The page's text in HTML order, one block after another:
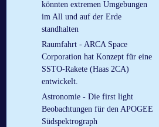
könnten extremen Umgebungen
im All und auf der Erde
standhalten
Raumfahrt - ARCA Space
Corporation hat Konzept für eine
SSTO-Rakete (Haas 2CA)
entwickelt.
Astronomie - Die first light
Beobachtungen für den APOGEE
Südspektrograph